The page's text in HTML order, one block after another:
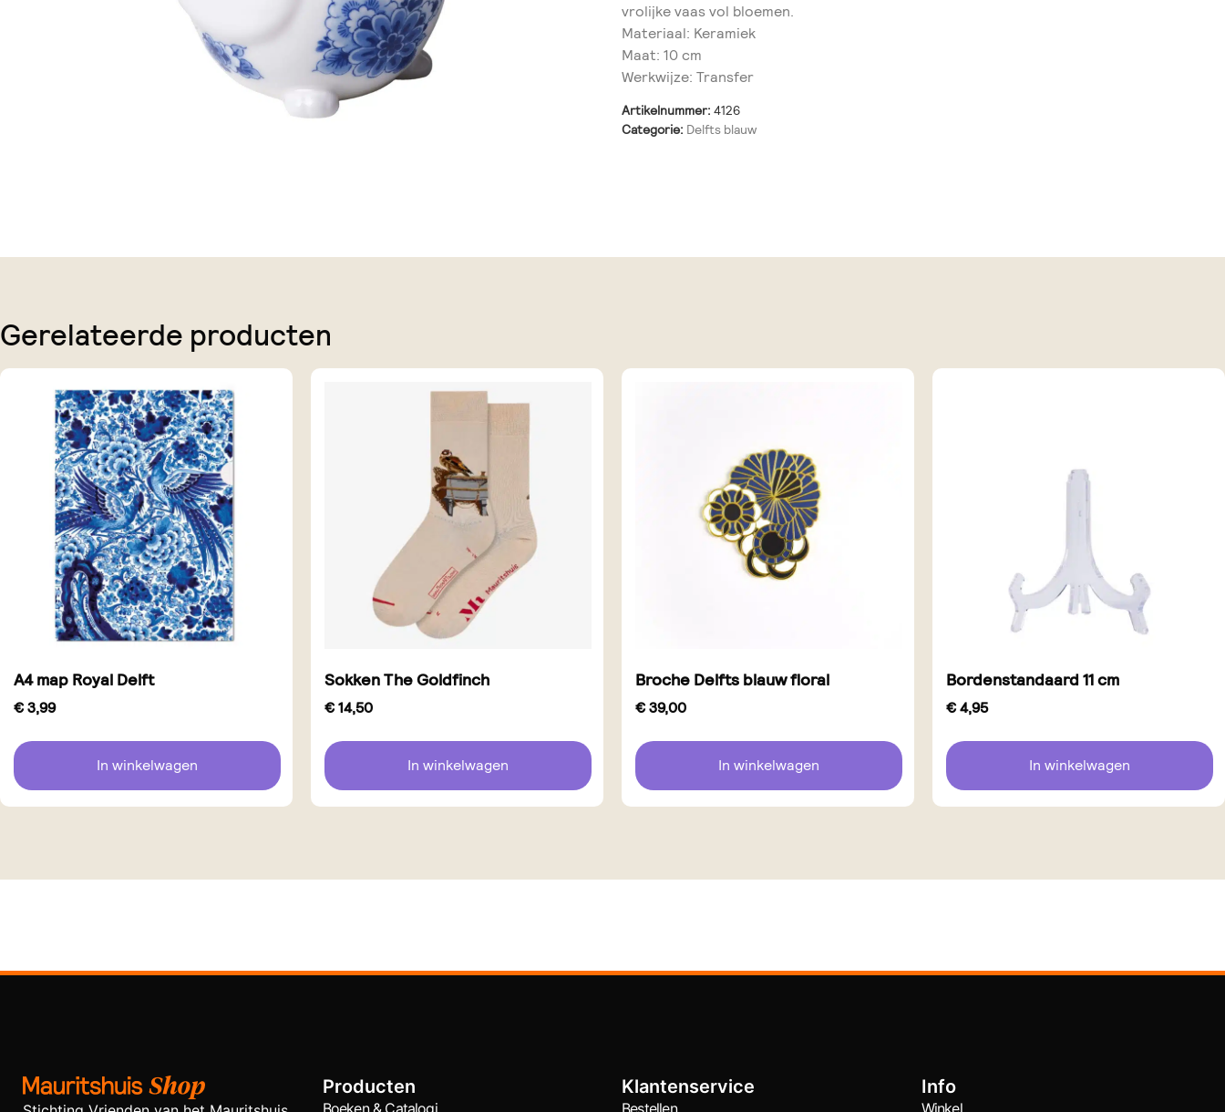
vrolijke vaas vol bloemen.
Materiaal: Keramiek
Maat: 10 cm
Werkwijze: Transfer
Artikelnummer: 4126
Categorie: Delfts blauw
Gerelateerde producten
A4 map Royal Delft
€3,99
In winkelwagen
Sokken The Goldfinch
€14,50
In winkelwagen
Broche Delfts blauw floral
€39,00
In winkelwagen
Bordenstandaard 11 cm
€4,95
In winkelwagen
Producten
Boeken & Catalogi
Klantenservice
Bestellen
Info
Winkel